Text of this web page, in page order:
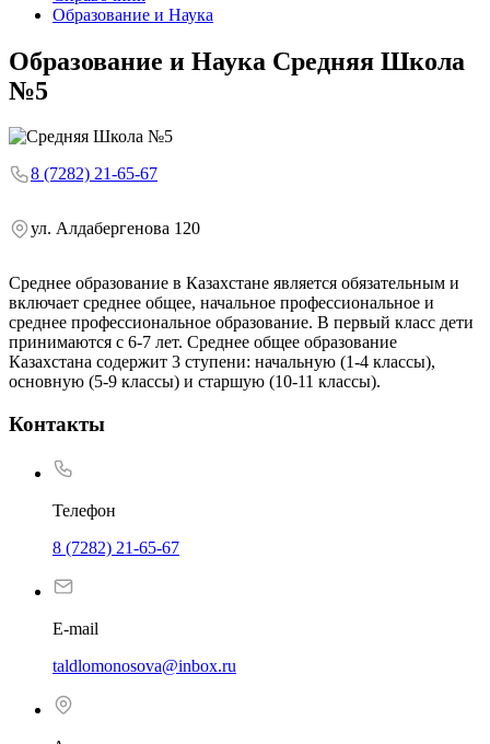
Образование и Наука
Образование и Наука Средняя Школа
№5
8 (7282) 21-65-67
ул. Алдабергенова 120
Среднее образование в Казахстане является обязательным и
включает среднее общее, начальное профессиональное и
среднее профессиональное образование. В первый класс дети
принимаются с 6-7 лет. Среднее общее образование
Казахстана содержит 3 ступени: начальную (1-4 классы),
основную (5-9 классы) и старшую (10-11 классы).
Контакты
Телефон
8 (7282) 21-65-67
E-mail
taldlomonosova@inbox.ru